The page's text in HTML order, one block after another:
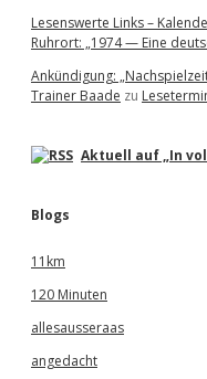
Lesenswerte Links –
Ruhrort: „1974 — Eine
Ankündigung:
Trainer Baade zu
Aktuell auf „In
Blogs
11km
120 Minuten
allesausseraas
angedacht